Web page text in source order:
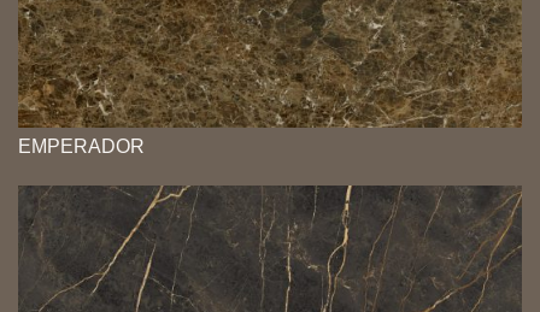
EMPERADOR